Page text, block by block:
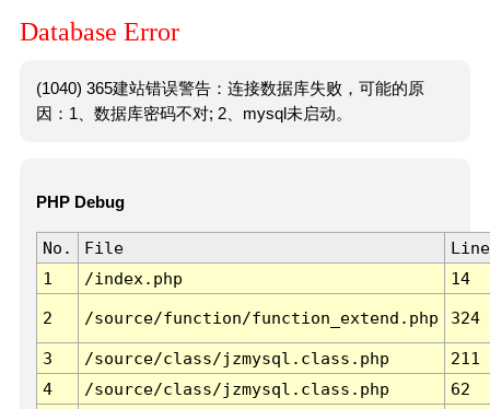
Database Error
(1040) 365建站错误警告：连接数据库失败，可能的原
因：1、数据库密码不对; 2、mysql未启动。
PHP Debug
No. File
Line
1
/index.php 14
2 /source/function/function_extend.php 324
3 /source/class/jzmysql.class.php
211
4
/source/class/jzmysql.class.php
62